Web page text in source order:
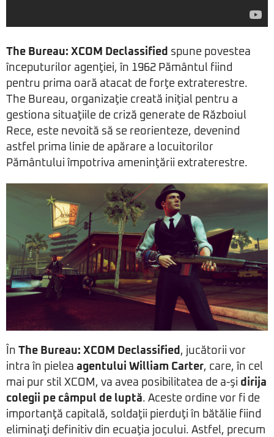
The Bureau: XCOM Declassified spune povestea
începuturilor agenţiei, în 1962 Pământul fiind
pentru prima oară atacat de forţe extraterestre.
The Bureau, organizaţie creată iniţial pentru a
gestiona situaţiile de criză generate de Războiul
Rece, este nevoită să se reorienteze, devenind
astfel prima linie de apărare a locuitorilor
Pământului împotriva ameninţării extraterestre.
În The Bureau: XCOM Declassified , jucătorii vor
intra în pielea agentului William Carter, care, în cel
mai pur stil XCOM, va avea posibilitatea de a-şi dirija
colegii pe câmpul de luptă. Aceste ordine vor fi de
importanţă capitală, soldaţii pierduţi în bătălie fiind
eliminaţi definitiv din ecuaţia jocului. Astfel, precum